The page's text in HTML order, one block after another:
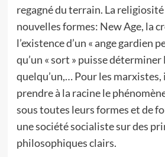
regagné du terrain. La
nouvelles formes: New Age, la
l’existence d’un « ange gardien
qu’un « sort » puisse déterminer
quelqu’un,… Pour les
prendre à la racine le
sous toutes leurs formes et de
une société socialiste sur des
philosophiques clairs.